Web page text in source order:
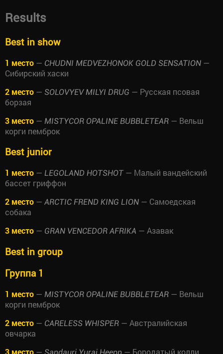
Results
Best in show
1 место — CHUDNI MEDVEZHONOK GOLD SENSATION —
Сибирский хаски
2 место — SOLOVYEV MILYI DRUG — Русская псовая
борзая
3 место — MISTYCOR OPALINE BUBBLETEAR — Вельш
корги пемброк
Best junior
1 место — LEGOLAND HOTSHOT— Малый вандейский
бассет гриффон
2 место — ARCTIC FREND KING LION — Самоедская
собака
3 место — GRAN VENCEDOR AFRIKA — Азавак
Best in group
Группа 1
1 место — MISTYCOR OPALINE BUBBLETEAR — Вельш
корги пемброк
2 место — CARELESS WHISPER — Австралийская
овчарка
3 место — — Бородатый колли